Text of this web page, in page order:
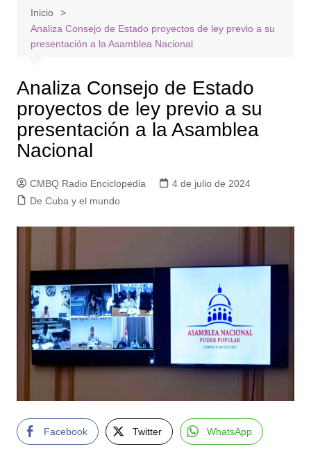
Inicio
Analiza Consejo de Estado proyectos de ley previo a su
presentación a la Asamblea Nacional
Analiza Consejo de Estado
proyectos de ley previo a su
presentación a la Asamblea
Nacional
CMBQ Radio Enciclopedia
4 de julio de 2024
De Cuba y el mundo
Facebook Twitter WhatsApp